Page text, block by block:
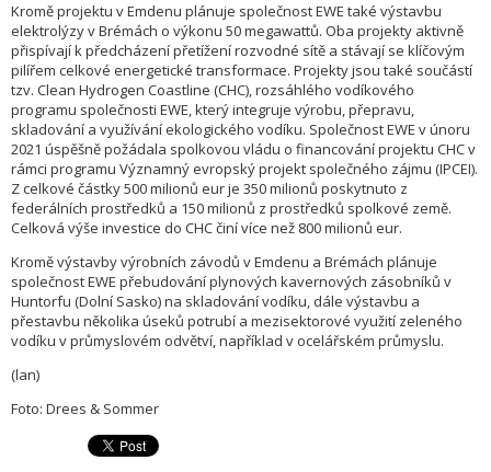
Kromě projektu v Emdenu plánuje společnost EWE také výstavbu
elektrolýzy v Brémách o výkonu 50 megawattů. Oba projekty aktivně
přispívají k předcházení přetížení rozvodné sítě a stávají se klíčovým
pilířem celkové energetické transformace. Projekty jsou také součástí
tzv. Clean Hydrogen Coastline (CHC), rozsáhlého vodíkového
programu společnosti EWE, který integruje výrobu, přepravu,
skladování a využívání ekologického vodíku. Společnost EWE v únoru
2021 úspěšně požádala spolkovou vládu o financování projektu CHC v
rámci programu Významný evropský projekt společného zájmu (IPCEI).
Z celkové částky 500 milionů eur je 350 milionů poskytnuto z
federálních prostředků a 150 milionů z prostředků spolkové země.
Celková výše investice do CHC činí více než 800 milionů eur.
Kromě výstavby výrobních závodů v Emdenu a Brémách plánuje
společnost EWE přebudování plynových kavernových zásobníků v
Huntorfu (Dolní Sasko) na skladování vodíku, dále výstavbu a
přestavbu několika úseků potrubí a mezisektorové využití zeleného
vodíku v průmyslovém odvětví, například v ocelářském průmyslu.
(lan)
Foto: Drees & Sommer